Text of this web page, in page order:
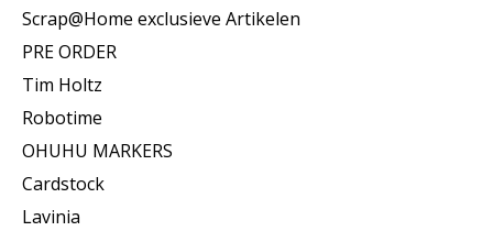
Scrap@Home exclusieve Artikelen
PRE ORDER
Tim Holtz
Robotime
OHUHU MARKERS
Cardstock
Lavinia